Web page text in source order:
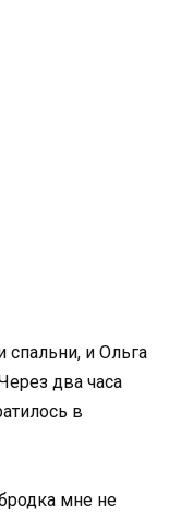
спальни, и Ольга
два часа
в
мне не